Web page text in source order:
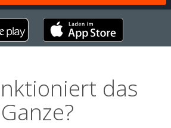
das
Ganze?